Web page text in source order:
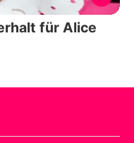
für Alice